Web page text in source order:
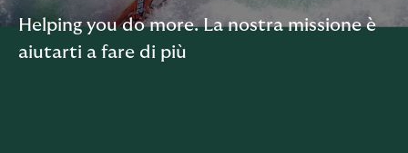
Helping you do more. La nostra missione è
aiutarti a fare di più